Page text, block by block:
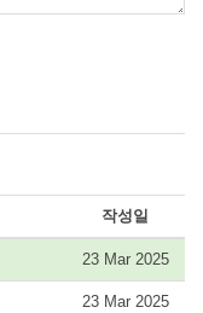
작성일
23 Mar 2025
23 Mar 2025